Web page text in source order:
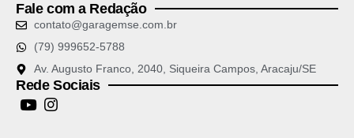
Fale com a Redação
contato@garagemse.com.br
(79) 999652-5788
Av. Augusto Franco, 2040, Siqueira Campos, Aracaju/SE
Rede Sociais